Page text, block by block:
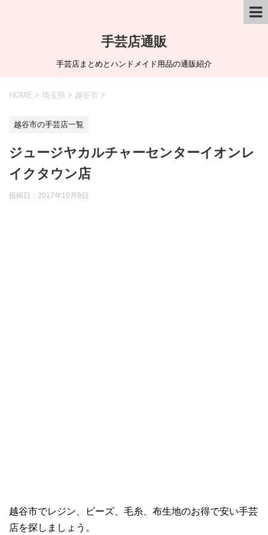
手芸店通販
手芸店まとめとハンドメイド用品の通販紹介
HOME > 埼玉県 > 越谷市 >
越谷市の手芸店一覧
ジュージヤカルチャーセンターイオンレ
イクタウン店
投稿日： 2017年10月9日
越谷市でレジン、ビーズ、毛糸、布生地のお得で安い手芸
店を探しましょう。